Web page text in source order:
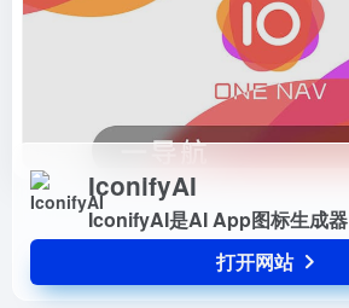
IconifyAI
IconifyAI是AI App图标生成器
打开网站